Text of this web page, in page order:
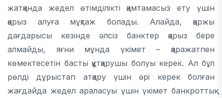
жатқанда жедел өтімділікті қамтамасыз ету үшін
қарыз алуға мұқтаж болады. Алайда, қаржы
дағдарысы кезінде әлсіз банктер қарыз бере
алмайды, яғни мұнда үкімет – қаражатпен
көмектесетін басты құтқарушы болуы керек. Ал бұл
рөлді дұрыстап атқару үшін әрі керек болған
жағдайда жедел араласуы үшін үкімет банкроттық